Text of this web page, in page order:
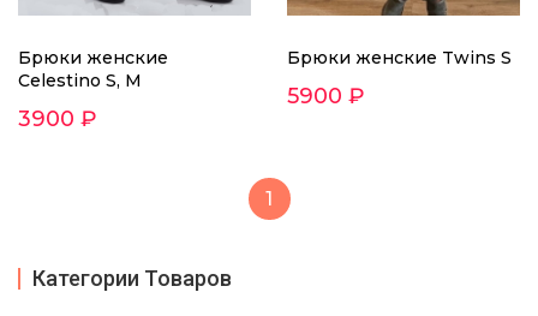
Брюки женские
Сelestino S, M
3900 ₽
Брюки женские Twins S
5900 ₽
1
Категории Товаров